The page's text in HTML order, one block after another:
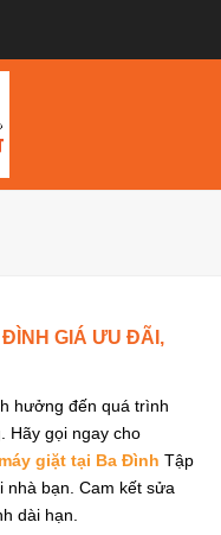
GIÁ ƯU ĐÃI,
hưởng đến quá trình
Hãy gọi ngay cho
giặt tại Ba Đình Tập
nhà bạn. Cam kết sửa
dài hạn.